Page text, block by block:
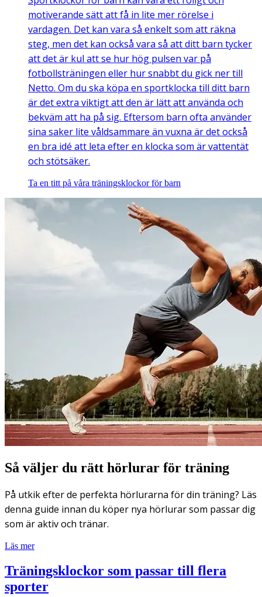
motiverande sätt att få in lite mer rörelse i
vardagen. Det kan vara så enkelt som att räkna
steg, men det kan också vara så att ditt barn tycker
att det är kul att se hur hög pulsen var på
fotbollsträningen eller hur snabbt du gick ner till
Netto. Om du ska köpa en sportklocka till ditt barn
är det extra viktigt att den är lätt att använda och
bekväm att ha på sig. Eftersom barn ofta använder
sina saker lite våldsammare än vuxna är det också
en bra idé att leta efter en klocka som är vattentät
och stötsäker.
Ta en titt på våra träningsklockor för barn
Så väljer du rätt hörlurar för träning
På utkik efter de perfekta hörlurarna för din träning? Läs
denna guide innan du köper nya hörlurar som passar dig
som är aktiv och tränar.
Läs mer
Träningsklockor som passar till flera
sporter